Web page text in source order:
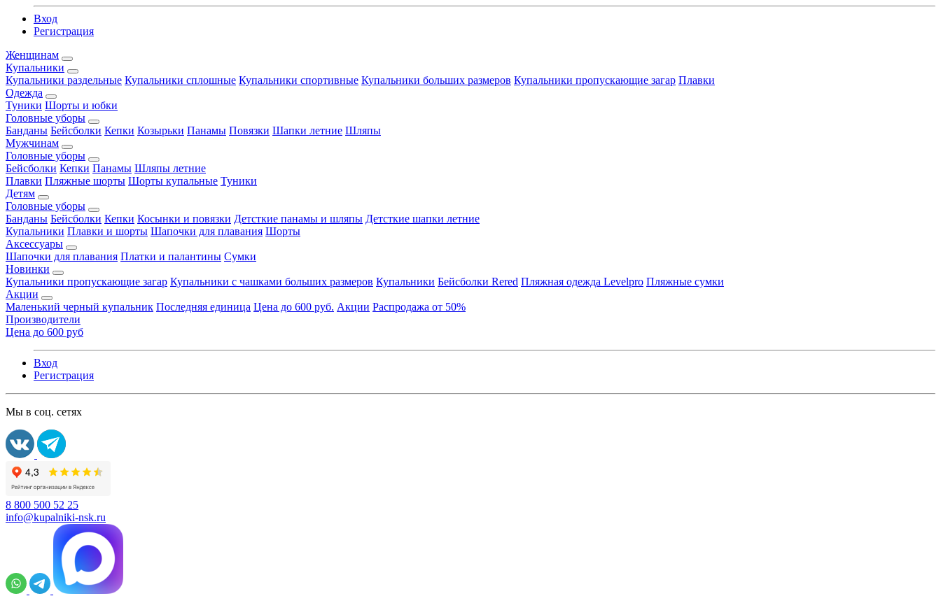
Вход
Регистрация
Женщинам
Купальники
Купальники раздельные Купальники сплошные Купальники спортивные Купальники больших размеров Купальники пропускающие загар Плавки
Одежда
Туники Шорты и юбки
Головные уборы
Банданы Бейсболки Кепки Козырьки Панамы Повязки Шапки летние Шляпы
Мужчинам
Головные уборы
Бейсболки Кепки Панамы Шляпы летние
Плавки Пляжные шорты Шорты купальные Туники
Детям
Головные уборы
Банданы Бейсболки Кепки Косынки и повязки Детсткие панамы и шляпы Детсткие шапки летние
Купальники Плавки и шорты Шапочки для плавания Шорты
Аксессуары
Шапочки для плавания Платки и палантины Сумки
Новинки
Купальники пропускающие загар Купальники с чашками больших размеров Купальники Бейсболки Rered Пляжная одежда Levelpro Пляжные сумки
Акции
Маленький черный купальник Последняя единица Цена до 600 руб. Акции Распродажа от 50%
Производители
Цена до 600 руб
Вход
Регистрация
Мы в соц. сетях
8 800 500 52 25
info@kupalniki-nsk.ru